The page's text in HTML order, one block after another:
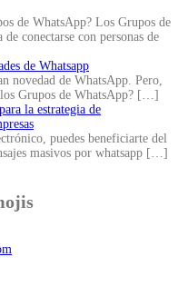
de WhatsApp? Los Grupos de
conectarse con personas de
de Whatsapp
novedad de WhatsApp. Pero,
Grupos de WhatsApp? […]
la estrategia de
puedes beneficiarte del
masivos por whatsapp […]